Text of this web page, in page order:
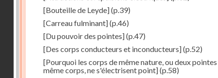
[Bouteille de Leyde](p.39)
[Carreau fulminant](p.46)
[Du pouvoir des pointes](p.47)
[Des corps conducteurs et inconducteurs](p.52)
[Pourquoi les corps de même nature, ou deux
même corps, ne s'électrisent point](p.58)